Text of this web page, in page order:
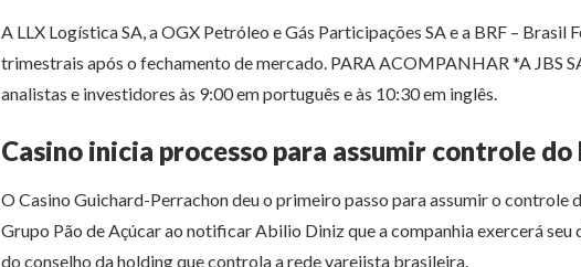
A LLX Logística SA, a OGX Petróleo e Gás Participações SA e a BRF – Brasil
trimestrais após o fechamento de mercado. PARA ACOMPANHAR *A JBS
analistas e investidores às 9:00 em português e às 10:30 em inglês.
Casino inicia processo para assumir controle do
O Casino Guichard-Perrachon deu o primeiro passo para assumir o controle
Grupo Pão de Açúcar ao notificar Abilio Diniz que a companhia exercerá
do conselho da holding que controla a rede varejista brasileira.